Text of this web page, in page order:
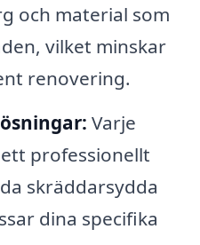
och material som
vilket minskar
renovering.
Varje
professionellt
skräddarsydda
dina specifika